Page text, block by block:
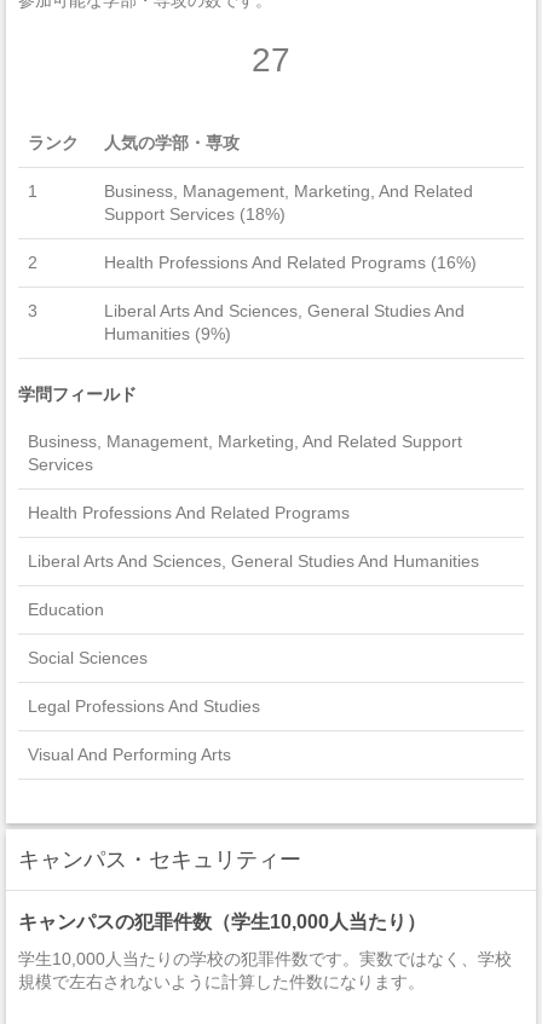
27
ランク 人気の学部・専攻
1
Business, Management, Marketing, And Related
Support Services (18%)
2 Health Professions And Related Programs (16%)
3
Liberal Arts And Sciences, General Studies And
Humanities (9%)
学問フィールド
Business, Management, Marketing, And Related Support
Services
Health Professions And Related Programs
Liberal Arts And Sciences, General Studies And Humanities
Education
Social Sciences
Legal Professions And Studies
Visual And Performing Arts
Biological And Biomedical Sciences
Public Administration And Social Service Professions
Personal And Culinary Services
キャンパス・セキュリティー
キャンパスの犯罪件数（学生10,000人当たり）
学生10,000人当たりの学校の犯罪件数です。実数ではなく、学校
規模で左右されないように計算した件数になります。